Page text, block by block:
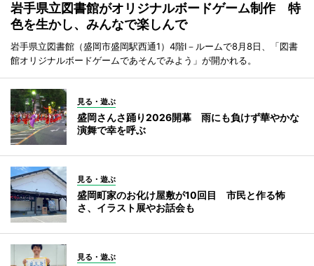
岩手県立図書館がオリジナルボードゲーム制作 特
色を生かし、みんなで楽しんで
岩手県立図書館（盛岡市盛岡駅西通1）4階I－ルームで8月8日、「図書
館オリジナルボードゲームであそんでみよう」が開かれる。
見る・遊ぶ
盛岡さんさ踊り2026開幕 雨にも負けず華やかな
演舞で幸を呼ぶ
見る・遊ぶ
盛岡町家のお化け屋敷が10回目 市民と作る怖
さ、イラスト展やお話会も
見る・遊ぶ